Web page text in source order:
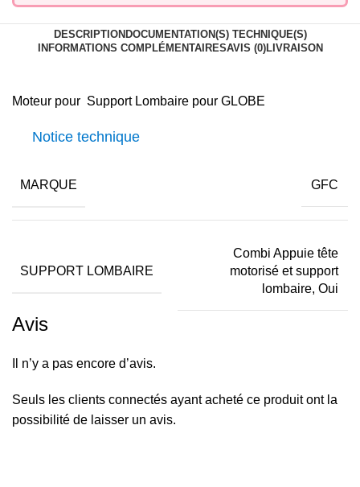
DESCRIPTION DOCUMENTATION(S) TECHNIQUE(S)
INFORMATIONS COMPLÉMENTAIRESAVIS (0)LIVRAISON
Moteur pour Support Lombaire pour GLOBE
Notice technique
MARQUE GFC
SUPPORT LOMBAIRE
Combi Appuie tête
motorisé et support
lombaire, Oui
Avis
Il n’y a pas encore d’avis.
Seuls les clients connectés ayant acheté ce produit ont la
possibilité de laisser un avis.